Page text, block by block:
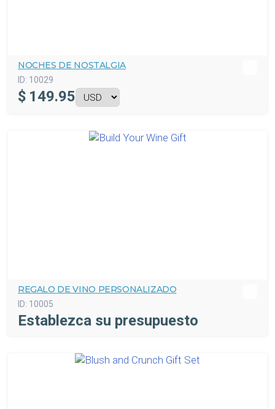
NOCHES DE NOSTALGIA
ID: 10029
$ 149.95
REGALO DE VINO PERSONALIZADO
ID: 10005
Establezca su presupuesto